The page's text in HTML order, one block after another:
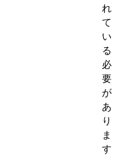
れ
て
い
る
必
要
が
あ
り
ま
す